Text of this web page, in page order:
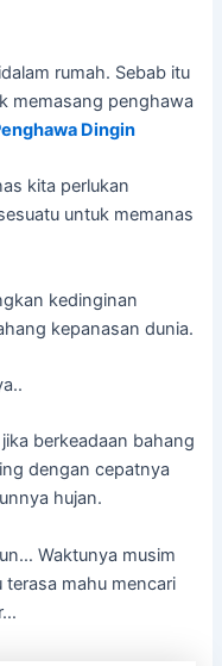
rumah. Sebab itu
memasang penghawa
Dingin
kita perlukan
untuk memanas
kedinginan
kepanasan dunia.
berkeadaan bahang
dengan cepatnya
hujan.
Waktunya musim
mahu mencari